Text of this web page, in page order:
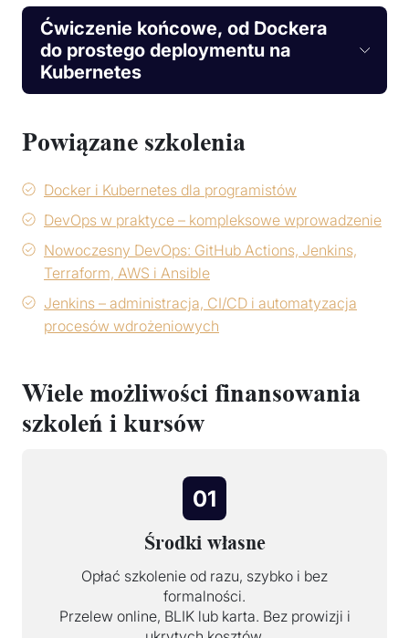
Ćwiczenie końcowe, od Dockera
do prostego deploymentu na
Kubernetes
Powiązane szkolenia
Docker i Kubernetes dla programistów
DevOps w praktyce – kompleksowe wprowadzenie
Nowoczesny DevOps: GitHub Actions, Jenkins,
Terraform, AWS i Ansible
Jenkins – administracja, CI/CD i automatyzacja
procesów wdrożeniowych
Wiele możliwości finansowania
szkoleń i kursów
01
Środki własne
Opłać szkolenie od razu, szybko i bez
formalności.
Przelew online, BLIK lub karta. Bez prowizji i